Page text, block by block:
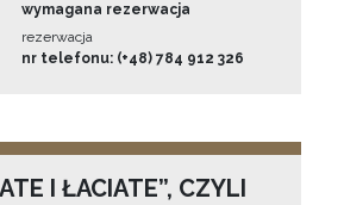
wymagana rezerwacja
rezerwacja
nr telefonu: (+48) 784 912 326
I ŁACIATE”, CZYLI